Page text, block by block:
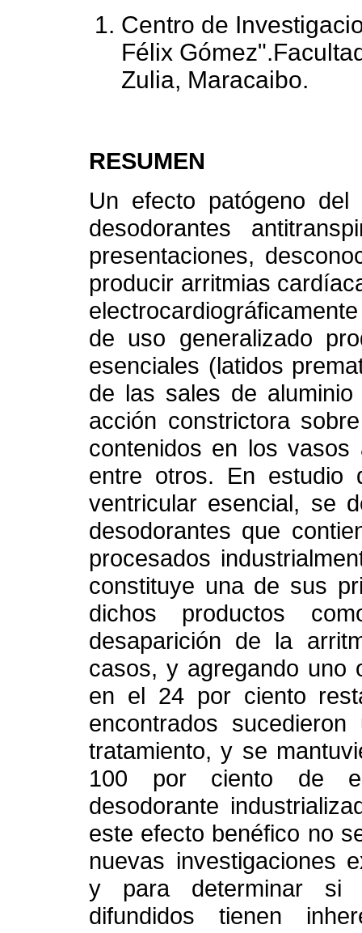
Centro de
Félix
Zulia, Maracaibo.
RESUMEN
Un efecto patógeno
desodorantes
presentaciones,
producir arritmias
de uso generalizado
esenciales (latidos
de las sales de
acción constrictora
contenidos en los
entre otros. En estudio
ventricular esencial, se
desodorantes que
procesados
constituye una de sus
dichos productos
desaparición de la
casos, y agregando uno
en el 24 por ciento
encontrados
tratamiento, y se
100 por ciento de
desodorante
este efecto benéfico no
nuevas investigaciones
y para determinar si
difundidos tienen